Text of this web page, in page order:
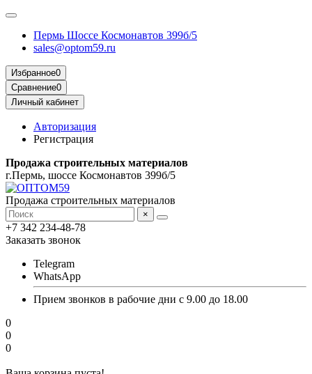
Пермь Шоссе Космонавтов 399б/5
sales@optom59.ru
Избранное0
Сравнение0
Личный кабинет
Авторизация
Регистрация
Продажа строительных материалов
г.Пермь, шоссе Космонавтов 399б/5
Продажа строительных материалов
×
+7 342 234-48-78
Заказать звонок
Telegram
WhatsApp
Прием звонков в рабочие дни с 9.00 до 18.00
0
0
0